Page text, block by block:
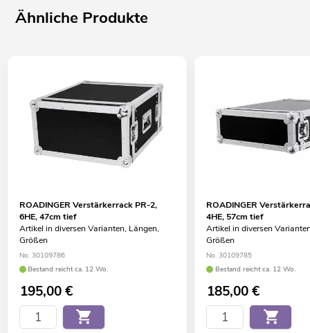
Ähnliche Produkte
ROADINGER Verstärkerrack PR-2,
6HE, 47cm tief
Artikel in diversen Varianten, Längen,
Größen
No. 30109786
Bestand reicht ca. 12 Wo.
195,00€
ROADINGER
4HE, 57cm tief
Artikel in diversen
Größen
No. 30109785
Bestand reicht ca. 12 Wo.
185,00€